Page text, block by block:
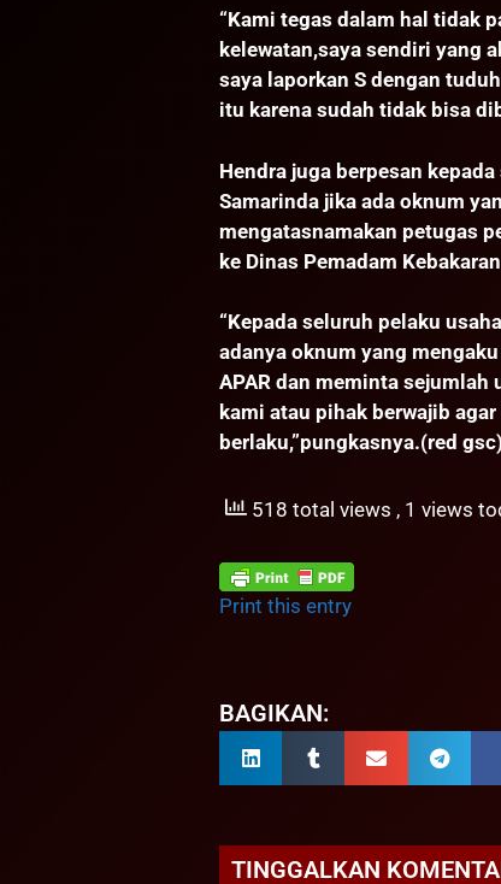
“Kami tegas dalam hal tidak
kelewatan,saya sendiri yang
saya laporkan S dengan
itu karena sudah tidak bisa
Hendra juga berpesan
Samarinda jika ada oknum
mengatasnamakan petugas
ke Dinas Pemadam
“Kepada seluruh pelaku
adanya oknum yang
APAR dan meminta sejumlah
kami atau pihak berwajib
berlaku,”pungkasnya.(red
518 total views , 1 views
Print this entry
BAGIKAN:
TINGGALKAN